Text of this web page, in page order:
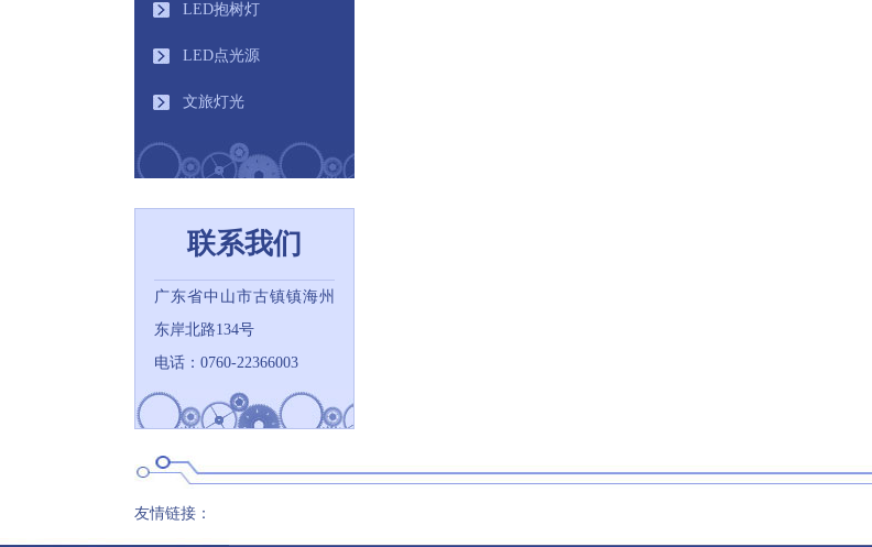
LED抱树灯
LED点光源
文旅灯光
联系我们
广东省中山市古镇镇海州
东岸北路134号
电话：0760-22366003
友情链接：